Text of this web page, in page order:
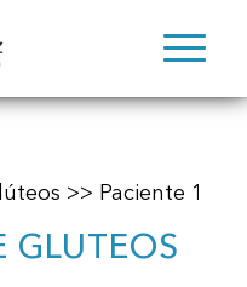
>> Paciente 1
GLUTEOS